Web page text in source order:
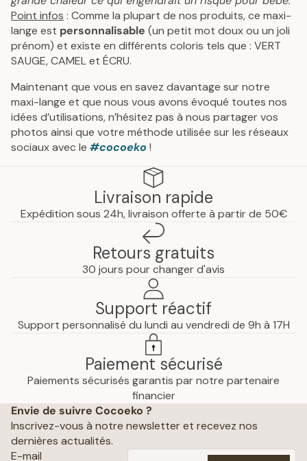
Point infos : Comme la plupart de nos produits, ce maxi-
lange est personnalisable (un petit mot doux ou un joli
prénom) et existe en différents coloris tels que : VERT
SAUGE, CAMEL et ÉCRU.
Maintenant que vous en savez davantage sur notre
maxi-lange et que nous vous avons évoqué toutes nos
idées d’utilisations, n’hésitez pas à nous partager vos
photos ainsi que votre méthode utilisée sur les réseaux
sociaux avec le #cocoeko !
Livraison rapide
Expédition sous 24h, livraison offerte à partir de 50€
Retours gratuits
30 jours pour changer d'avis
Support réactif
Support personnalisé du lundi au vendredi de 9h à 17H
Paiement sécurisé
Paiements sécurisés garantis par notre partenaire
financier
Envie de suivre Cocoeko ?
Inscrivez-vous à notre newsletter et recevez nos
dernières actualités.
E-mail
Mentions légales
Conditions générales de vente